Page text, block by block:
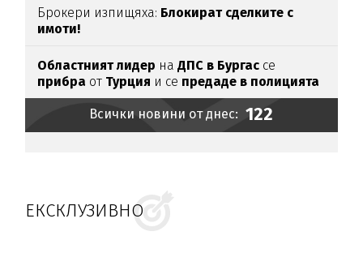
Брокери изпищяха: Блокират сделките с
имоти!
Областният лидер наДПС в Бургас се
прибра от Турция и се предаде в полицията
Всички новини от днес: 122
ЕКСКЛУЗИВНО